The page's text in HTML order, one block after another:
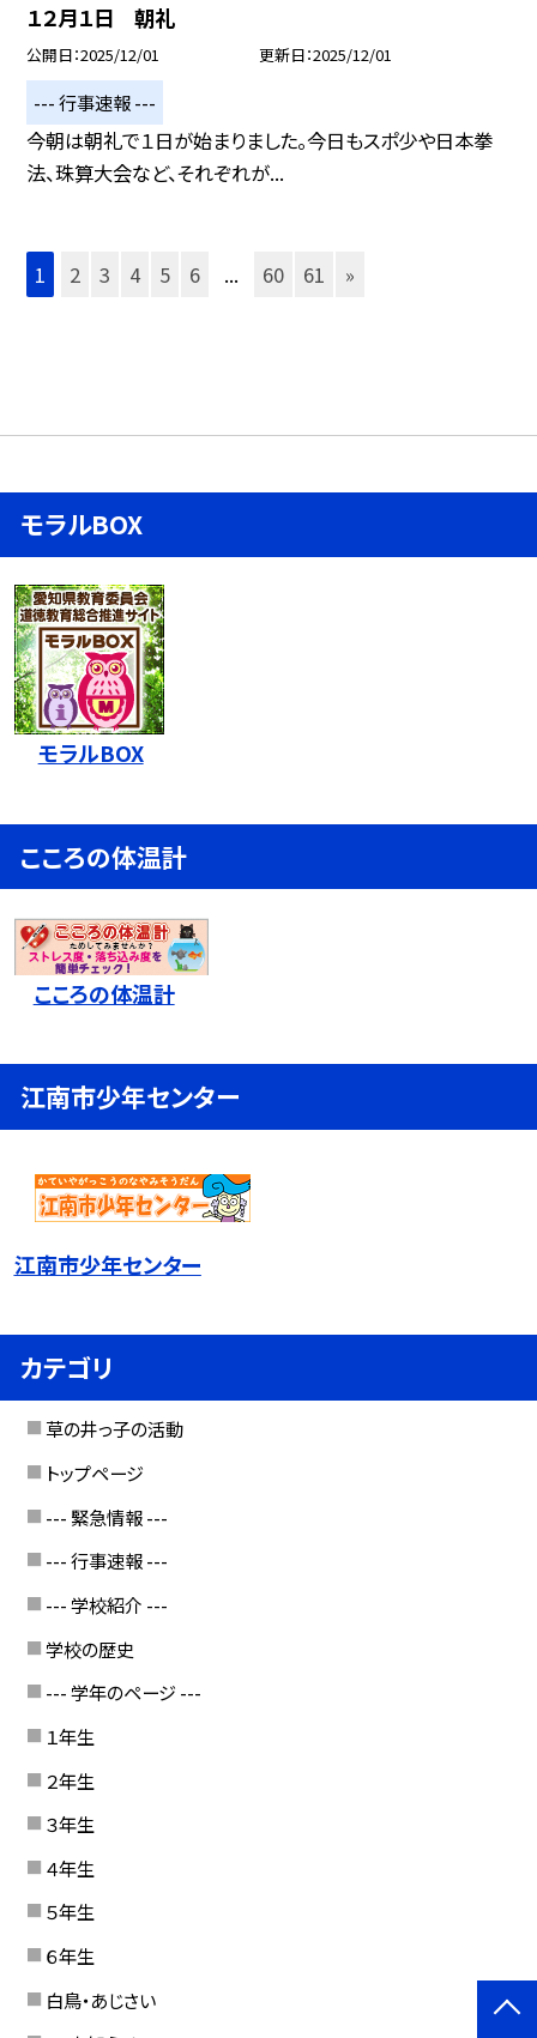
１２月１日 朝礼
公開日 2025/12/01 更新日 2025/12/01
--- 行事速報 ---
今朝は朝礼で１日が始まりました。今日もスポ少や日本拳
法、珠算大会など、それぞれが...
1 2 3 4 5 6 ... 60 61 »
モラルBOX
モラルBOX
こころの体温計
こころの体温計
江南市少年センター
江南市少年センター
カテゴリ
草の井っ子の活動
トップページ
--- 緊急情報 ---
--- 行事速報 ---
--- 学校紹介 ---
学校の歴史
--- 学年のページ ---
１年生
２年生
３年生
４年生
５年生
６年生
白鳥・あじさい